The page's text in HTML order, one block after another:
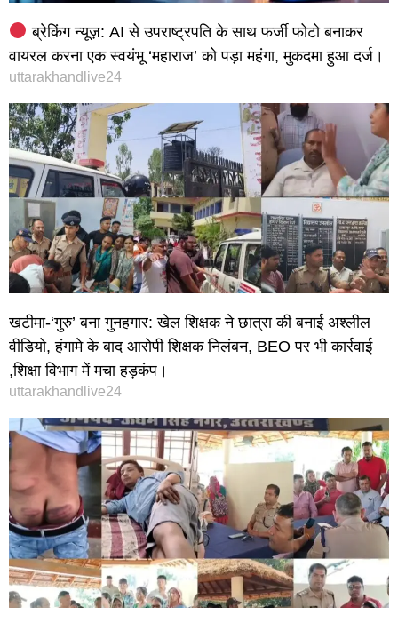
ब्रेकिंग न्यूज़: AI से उपराष्ट्रपति के साथ फर्जी फोटो बनाकर
वायरल करना एक स्वयंभू ‘महाराज’ को पड़ा महंगा, मुकदमा हुआ दर्ज।
uttarakhandlive24
खटीमा-‘गुरु’ बना गुनहगार: खेल शिक्षक ने छात्रा की बनाई अश्लील
वीडियो, हंगामे के बाद आरोपी शिक्षक निलंबन, BEO पर भी कार्रवाई
,शिक्षा विभाग में मचा हड़कंप।
uttarakhandlive24